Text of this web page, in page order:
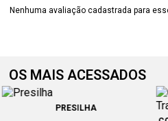
Nenhuma avaliação cadastrada para
OS MAIS ACESSADOS
PRESILHA